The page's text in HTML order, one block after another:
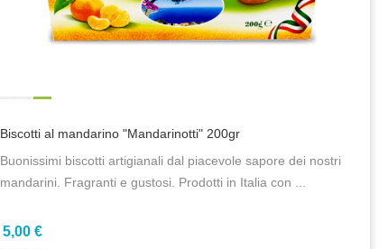
Biscotti al mandarino "Mandarinotti" 200gr
Buonissimi biscotti artigianali dal piacevole sapore dei nostri
mandarini. Fragranti e gustosi. Prodotti in Italia con ...
5,00 €